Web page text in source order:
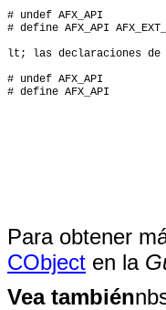
# undef AFX_API
# define AFX_API
lt; las declaraciones de
# undef AFX_API
Para obtener
CObject en la
Vea también